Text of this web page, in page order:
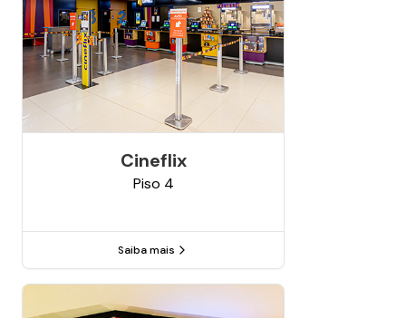
Cineflix
Piso 4
Saiba mais